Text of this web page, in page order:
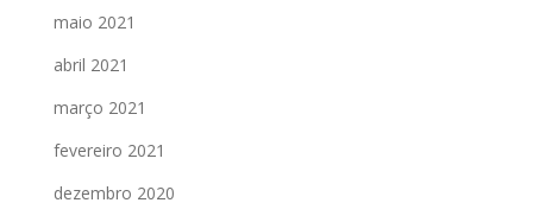
maio 2021
abril 2021
março 2021
fevereiro 2021
dezembro 2020